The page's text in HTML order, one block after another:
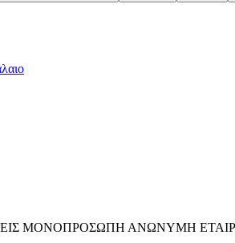
ΜΟΝΟΠΡΟΣΩΠΗ ΑΝΩΝΥΜΗ